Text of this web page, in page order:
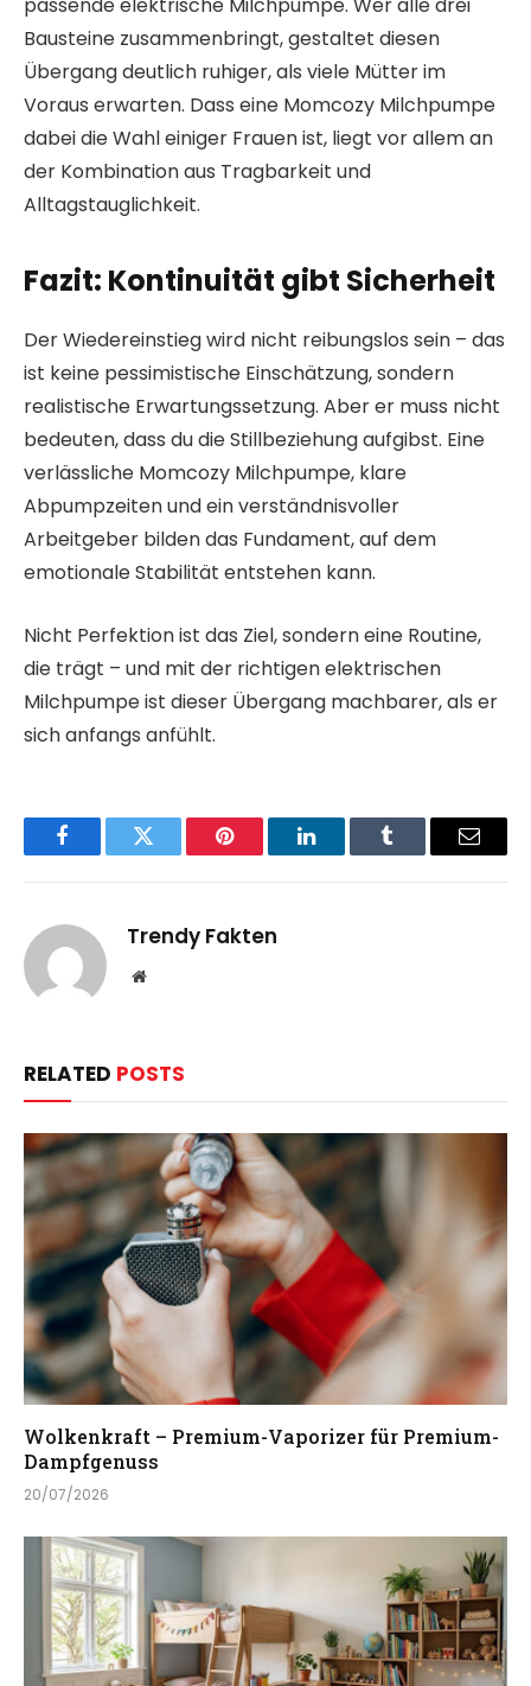
Bausteine zusammenbringt, gestaltet diesen
Übergang deutlich ruhiger, als viele Mütter im
Voraus erwarten. Dass eine Momcozy Milchpumpe
dabei die Wahl einiger Frauen ist, liegt vor allem an
der Kombination aus Tragbarkeit und
Alltagstauglichkeit.
Fazit: Kontinuität gibt Sicherheit
Der Wiedereinstieg wird nicht reibungslos sein – das
ist keine pessimistische Einschätzung, sondern
realistische Erwartungssetzung. Aber er muss nicht
bedeuten, dass du die Stillbeziehung aufgibst. Eine
verlässliche Momcozy Milchpumpe, klare
Abpumpzeiten und ein verständnisvoller
Arbeitgeber bilden das Fundament, auf dem
emotionale Stabilität entstehen kann.
Nicht Perfektion ist das Ziel, sondern eine Routine,
die trägt – und mit der richtigen elektrischen
Milchpumpe ist dieser Übergang machbarer, als er
sich anfangs anfühlt.
FacebookTwitter Pinterest LinkedInTumblr Email
Trendy Fakten
Website
RELATED POSTS
Wolkenkraft – Premium-Vaporizer für Premium-
Dampfgenuss
20/07/2026